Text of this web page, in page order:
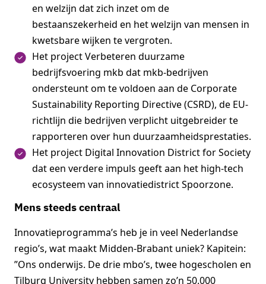
en welzijn dat zich inzet om de
bestaanszekerheid en het welzijn van mensen in
kwetsbare wijken te vergroten.
Het project Verbeteren duurzame
bedrijfsvoering mkb dat mkb-bedrijven
ondersteunt om te voldoen aan de Corporate
Sustainability Reporting Directive (CSRD), de EU-
richtlijn die bedrijven verplicht uitgebreider te
rapporteren over hun duurzaamheidsprestaties.
Het project Digital Innovation District for Society
dat een verdere impuls geeft aan het high-tech
ecosysteem van innovatiedistrict Spoorzone.
Mens steeds centraal
Innovatieprogramma’s heb je in veel Nederlandse
regio’s, wat maakt Midden-Brabant uniek? Kapitein:
”Ons onderwijs. De drie mbo’s, twee hogescholen en
Tilburg University hebben samen zo’n 50.000